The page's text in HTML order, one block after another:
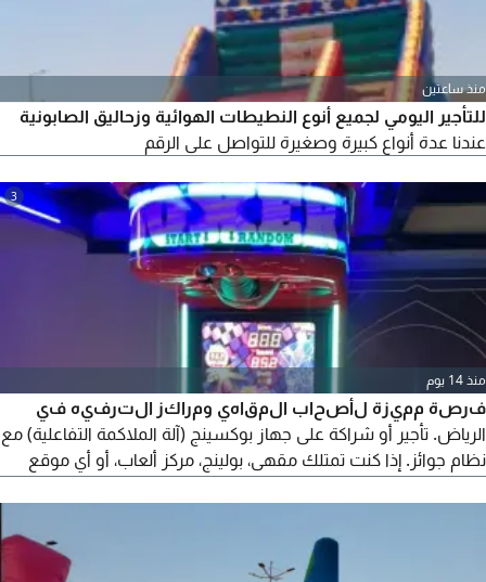
منذ ساعتين
للتأجير اليومي لجميع أنوع النطيطات الهوائية وزحاليق الصابونية
عندنا عدة أنواع كبيرة وصغيرة للتواصل على الرقم
3
منذ 14 يوم
فرصة مميزة لأصحاب المقاهي ومراكز الترفيه في
الرياض. تأجير أو شراكة على جهاز بوكسينج (آلة الملاكمة التفاعلية) مع
نظام جوائز. إذا كنت تمتلك مقهى، بولينج، مركز ألعاب، أو أي موقع
الضربة. يحتوي على نظام جوائز تلقائي يجذب العملاء ويشجعهم على
تكرار اللعب. تصميم عصري بإضاءات LED وشاشة رقمية.